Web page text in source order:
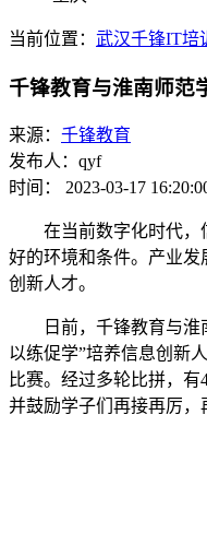
当前位置： 武汉千锋IT培训
千锋教育与淮南师范
来源： 千锋教育
发布人：qyf
时间： 2023-03-17
在当前数字化时代，信
好的环境和条件。产业发
创新人才。
日前，千锋教育与淮南
以练促学”培养信息创新
比赛。经过多轮比拼，
并鼓励学子们再接再厉，